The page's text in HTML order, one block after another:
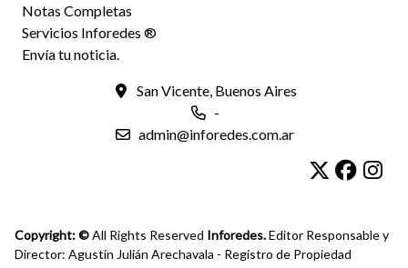
Notas Completas
Servicios Inforedes ®
Envía tu noticia.
San Vicente, Buenos Aires
-
admin@inforedes.com.ar
Copyright: ©All Rights Reserved Inforedes.Editor Responsable y
Director: Agustín Julián Arechavala - Registro de Propiedad